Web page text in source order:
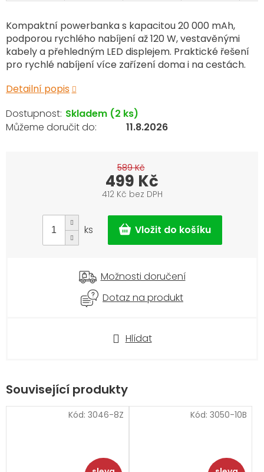
Kompaktní powerbanka s kapacitou 20 000 mAh,
podporou rychlého nabíjení až 120 W, vestavěnými
kabely a přehledným LED displejem. Praktické řešení
pro rychlé nabíjení více zařízení doma i na cestách.
Detailní popis
Hlídat
Skladem (2 ks)
11.8.2026
589 Kč
499 Kč
412 Kč bez DPH
cena:
ks
Možnosti doručení
Dotaz na produkt
Související produkty
Kód: 3046-8Z Kód: 3050-10B